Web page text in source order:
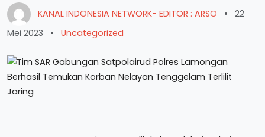
KANAL INDONESIA NETWORK- EDITOR : ARSO •
22
Mei 2023
• Uncategorized